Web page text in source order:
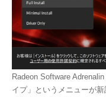
Radeon Software
イプ」というメニューが